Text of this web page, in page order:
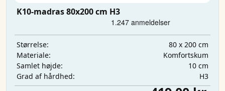
K10-madras 80x200 cm H3
Størrelse:
80 x 200 cm
Materiale:
Komfortskum
Samlet højde:
10 cm
Grad af hårdhed:
H3